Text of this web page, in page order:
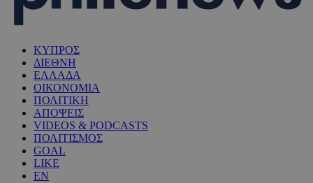
ΚΥΠΡΟΣ
ΔΙΕΘΝΗ
ΕΛΛΑΔΑ
ΟΙΚΟΝΟΜΙΑ
ΠΟΛΙΤΙΚΗ
ΑΠΟΨΕΙΣ
VIDEOS & PODCASTS
ΠΟΛΙΤΙΣΜΟΣ
GOAL
LIKE
EN